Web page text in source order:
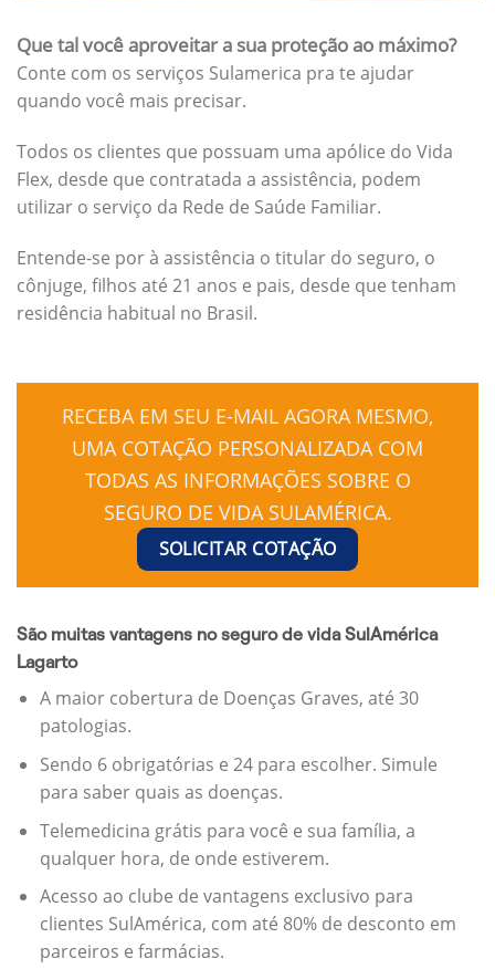
Que tal você aproveitar a sua proteção ao máximo?
Conte com os serviços Sulamerica pra te ajudar
quando você mais precisar.
Todos os clientes que possuam uma apólice do Vida
Flex, desde que contratada a assistência, podem
utilizar o serviço da Rede de Saúde Familiar.
Entende-se por à assistência o titular do seguro, o
cônjuge, filhos até 21 anos e pais, desde que tenham
residência habitual no Brasil.
RECEBA EM SEU E-MAIL AGORA MESMO,
UMA COTAÇÃO PERSONALIZADA COM
TODAS AS INFORMAÇÕES SOBRE O
SEGURO DE VIDA SULAMÉRICA.
SOLICITAR COTAÇÃO
São muitas vantagens no seguro de vida SulAmérica
Lagarto
A maior cobertura de Doenças Graves, até 30
patologias.
Sendo 6 obrigatórias e 24 para escolher. Simule
para saber quais as doenças.
Telemedicina grátis para você e sua família, a
qualquer hora, de onde estiverem.
Acesso ao clube de vantagens exclusivo para
clientes SulAmérica, com até 80% de desconto em
parceiros e farmácias.